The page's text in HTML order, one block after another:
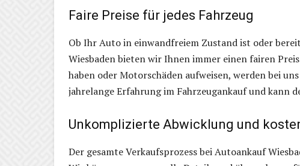
Faire Preise für jedes Fahrzeug
Ob Ihr Auto in einwandfreiem Zustand ist oder
Wiesbaden bieten wir Ihnen immer einen fairen
haben oder Motorschäden aufweisen, werden bei
jahrelange Erfahrung im Fahrzeugankauf und kann
Unkomplizierte Abwicklung und
Der gesamte Verkaufsprozess bei Autoankauf